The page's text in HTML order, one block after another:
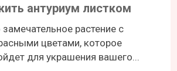
антуриум листком
растение с
цветами, которое
для украшения вашего...